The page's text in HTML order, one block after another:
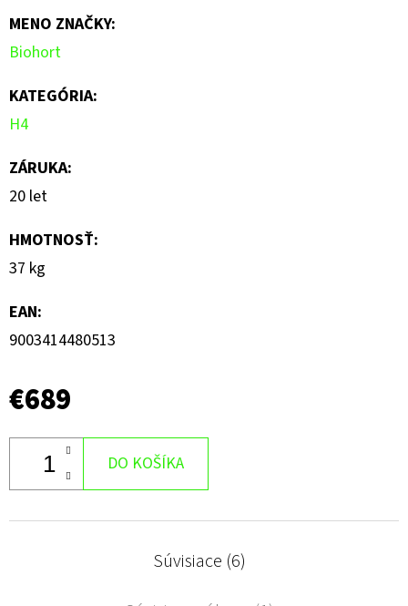
0,0
z
5
hviezdičiek.
MENO ZNAČKY:
Biohort
KATEGÓRIA:
H4
ZÁRUKA:
20 let
HMOTNOSŤ:
37 kg
EAN:
9003414480513
€689
DO KOŠÍKA
Súvisiace (6)